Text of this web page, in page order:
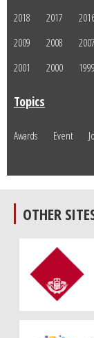
2018
2017
2009
2008 2007
2001
2000 1999
Topics
Awards Event
OTHER